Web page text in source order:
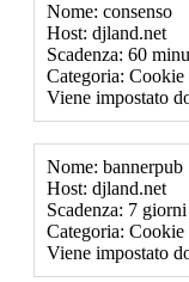
Nome: consenso
Host: djland.net
Scadenza: 60
Categoria: Cookie
Viene impostato
Nome: bannerpub
Host: djland.net
Scadenza: 7 giorni
Categoria: Cookie
Viene impostato